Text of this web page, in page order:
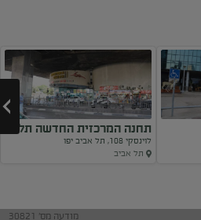
תחנה המרכזית החדשה תל
אביב-יפו
לוינסקי 108, תל אביב יפו
תל אביב
מודעה מס' 30821